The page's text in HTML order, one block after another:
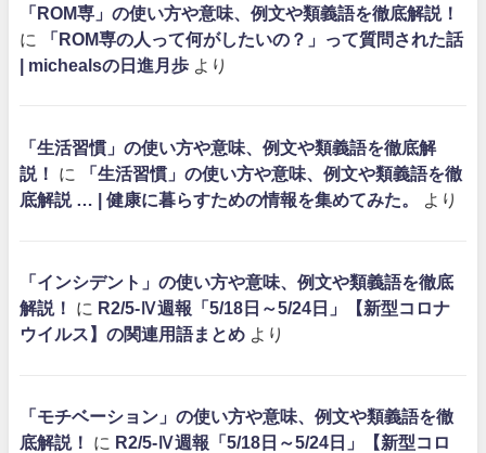
「ROM専」の使い方や意味、例文や類義語を徹底解説！
に
「ROM専の人って何がしたいの？」って質問された話
| michealsの日進月歩 より
「生活習慣」の使い方や意味、例文や類義語を徹底解
説！
に
「生活習慣」の使い方や意味、例文や類義語を徹
底解説 … | 健康に暮らすための情報を集めてみた。
より
「インシデント」の使い方や意味、例文や類義語を徹底
解説！
に R2/5-Ⅳ週報「5/18日～5/24日」【新型コロナ
ウイルス】の関連用語まとめ より
「モチベーション」の使い方や意味、例文や類義語を徹
底解説！
に R2/5-Ⅳ週報「5/18日～5/24日」【新型コロ